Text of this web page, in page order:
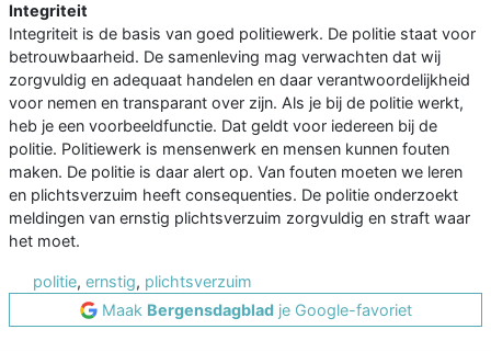
Integriteit
Integriteit is de basis van goed politiewerk. De politie staat voor
betrouwbaarheid. De samenleving mag verwachten dat wij
zorgvuldig en adequaat handelen en daar verantwoordelijkheid
voor nemen en transparant over zijn. Als je bij de politie werkt,
heb je een voorbeeldfunctie. Dat geldt voor iedereen bij de
politie. Politiewerk is mensenwerk en mensen kunnen fouten
maken. De politie is daar alert op. Van fouten moeten we leren
en plichtsverzuim heeft consequenties. De politie onderzoekt
meldingen van ernstig plichtsverzuim zorgvuldig en straft waar
het moet.
politie, ernstig, plichtsverzuim
Maak Bergensdagbladje Google-favoriet